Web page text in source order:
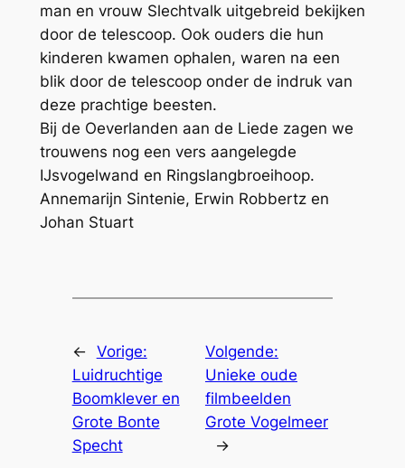
man en vrouw Slechtvalk uitgebreid bekijken
door de telescoop. Ook ouders die hun
kinderen kwamen ophalen, waren na een
blik door de telescoop onder de indruk van
deze prachtige beesten.
Bij de Oeverlanden aan de Liede zagen we
trouwens nog een vers aangelegde
IJsvogelwand en Ringslangbroeihoop.
Annemarijn Sintenie, Erwin Robbertz en
Johan Stuart
← Vorige:
Luidruchtige
Boomklever en
Grote Bonte
Specht
Volgende:
Unieke oude
filmbeelden
Grote Vogelmeer
→